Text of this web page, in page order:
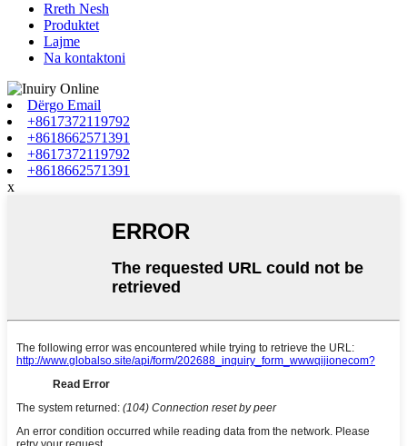
Rreth Nesh
Produktet
Lajme
Na kontaktoni
Dërgo Email
+8617372119792
+8618662571391
+8617372119792
+8618662571391
x